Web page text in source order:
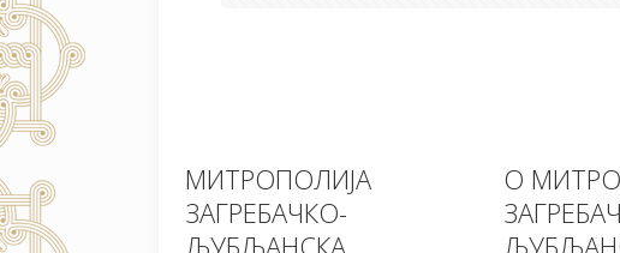
МИТРОПОЛИЈА
ЗАГРЕБАЧКО-
О